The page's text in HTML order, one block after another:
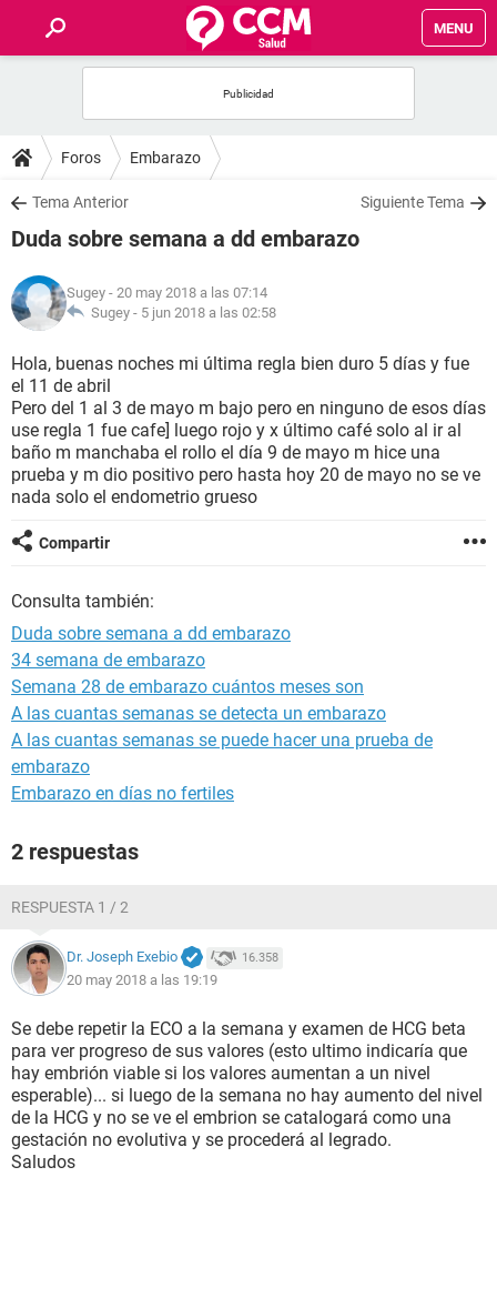
MENU
FOROS
SALUD
NUTRICIÓN
BIENESTAR
SEXUALIDAD
GLOSARIO
Foros Embarazo
Tema Anterior Siguiente Tema
Duda sobre semana a dd embarazo
Sugey - 20 may 2018 a las 07:14
Sugey - 5 jun 2018 a las 02:58
Hola, buenas noches mi última regla bien duro 5 días y fue
el 11 de abril
Pero del 1 al 3 de mayo m bajo pero en ninguno de esos días
use regla 1 fue cafe] luego rojo y x último café solo al ir al
baño m manchaba el rollo el día 9 de mayo m hice una
prueba y m dio positivo pero hasta hoy 20 de mayo no se ve
nada solo el endometrio grueso
Compartir
Consulta también:
Duda sobre semana a dd embarazo
34 semana de embarazo
Semana 28 de embarazo cuántos meses son
A las cuantas semanas se detecta un embarazo
A las cuantas semanas se puede hacer una prueba de
embarazo
Embarazo en días no fertiles
2 respuestas
RESPUESTA 1 / 2
Dr. Joseph Exebio 16.358
20 may 2018 a las 19:19
Se debe repetir la ECO a la semana y examen de HCG beta
para ver progreso de sus valores (esto ultimo indicaría que
hay embrión viable si los valores aumentan a un nivel
esperable)... si luego de la semana no hay aumento del nivel
de la HCG y no se ve el embrion se catalogará como una
gestación no evolutiva y se procederá al legrado.
Saludos